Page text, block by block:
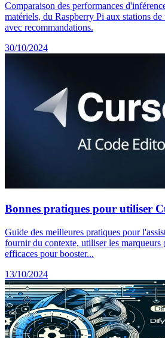
Comparaison des performances
matériels, du Raspberry Pi aux stations
avec recommandations.
30/10/2024
Bonnes pratiques pour utiliser
Guide des meilleures pratiques pour
fournir du contexte, utiliser les marqueurs
efficaces pour booster...
13/10/2024